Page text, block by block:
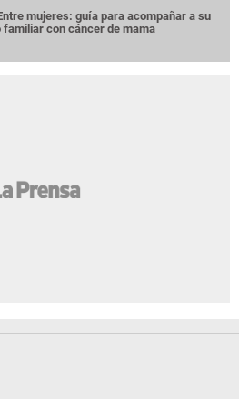
mujeres: guía para acompañar a su
familiar con cáncer de mama